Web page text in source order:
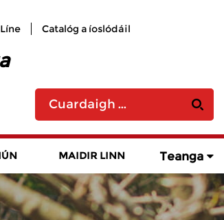
Catalóg a íoslódáil
MAIDIR LINN Teanga